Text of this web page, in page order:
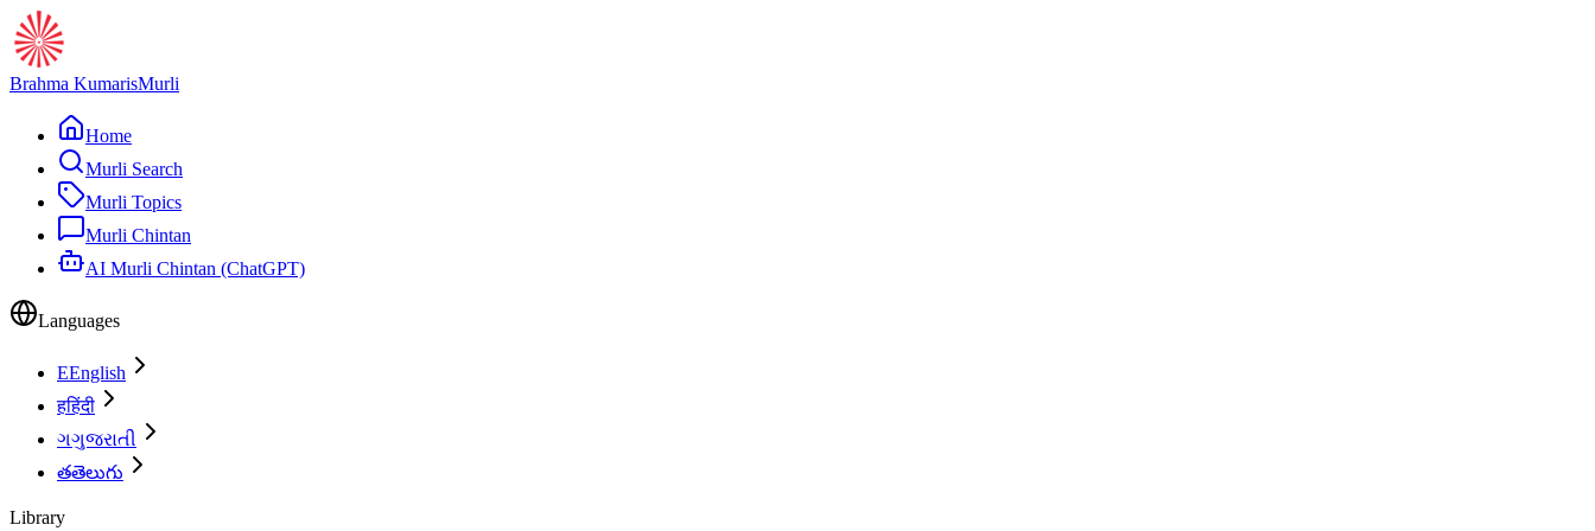
Brahma KumarisMurli
Home
Murli Search
Murli Topics
Murli Chintan
AI Murli Chintan (ChatGPT)
Languages
EEnglish
हहिंदी
ગગુજરાતી
తతెలుగు
Library